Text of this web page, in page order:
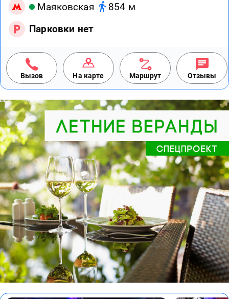
Маяковская
854 м
Парковки нет
Вызов На карте Маршрут Отзывы